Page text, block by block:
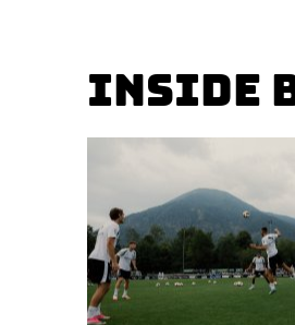
INSIDE